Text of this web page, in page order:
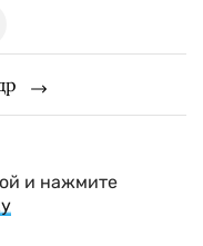
и нажмите